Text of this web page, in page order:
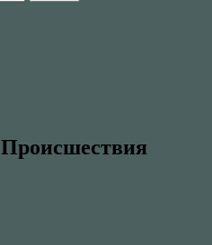
Происшествия